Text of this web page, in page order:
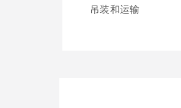
吊装和运输